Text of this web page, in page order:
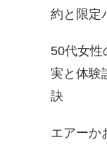
約と限定
50代女性
実と体験
訣
エアーか